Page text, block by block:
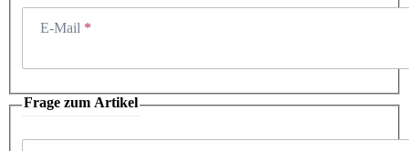
E-Mail
Frage zum Artikel